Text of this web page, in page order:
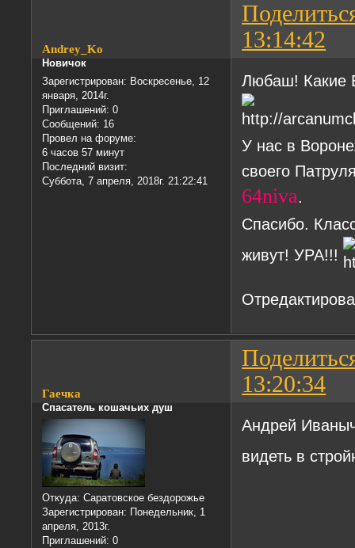
13:14:42
Andrey_Ko
Новичок
Зарегистрирован: Воскресенье, 12
января, 2014г.
Приглашений: 0
Сообщений: 16
Провел на форуме:
6 часов 57 минут
Последний визит:
Суббота, 7 апреля, 2018г. 21:22:41
Любаш! Какие
У нас в
своего
64niva.
Спасибо.
живут! УРА!!!
13:20:34
Гаечка
Спасатель кошачьих душ
Откуда: Саратовское бездорожье
Зарегистрирован: Понедельник, 1
апреля, 2013г.
Приглашений: 0
Андрей
видеть в